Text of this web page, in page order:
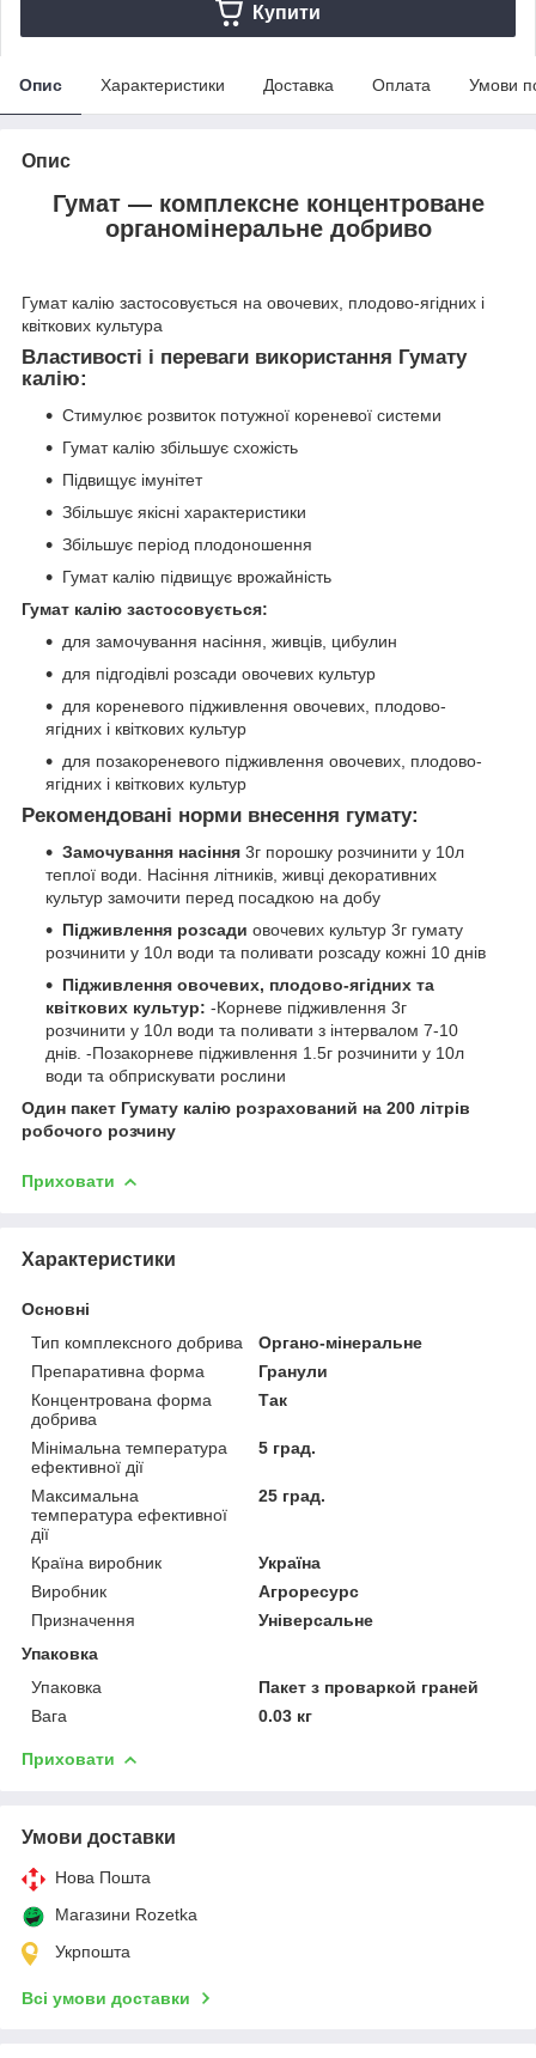
Купити
Опис Характеристики Доставка Оплата Умови
Опис
Гумат — комплексне концентроване
органомінеральне добриво
Гумат калію застосовується на овочевих, плодово-ягідних і
квіткових культура
Властивості і переваги використання Гумату
калію:
Стимулює розвиток потужної кореневої системи
Гумат калію збільшує схожість
Підвищує імунітет
Збільшує якісні характеристики
Збільшує період плодоношення
Гумат калію підвищує врожайність
Гумат калію застосовується:
для замочування насіння, живців, цибулин
для підгодівлі розсади овочевих культур
для кореневого підживлення овочевих, плодово-
ягідних і квіткових культур
для позакореневого підживлення овочевих, плодово-
ягідних і квіткових культур
Рекомендовані норми внесення гумату:
Замочування насіння 3г порошку розчинити у 10л
теплої води. Насіння літників, живці декоративних
культур замочити перед посадкою на добу
Підживлення розсади овочевих культур 3г гумату
розчинити у 10л води та поливати розсаду кожні 10 днів
Підживлення овочевих, плодово-ягідних та
квіткових культур: -Корневе підживлення 3г
розчинити у 10л води та поливати з інтервалом 7-10
днів. -Позакорневе підживлення 1.5г розчинити у 10л
води та обприскувати рослини
Один пакет Гумату калію розрахований на 200 літрів
робочого розчину
Приховати
Характеристики
Основні
Тип комплексного добрива
Органо-мінеральне
Препаративна форма
Гранули
Концентрована форма
добрива
Так
Мінімальна температура
ефективної дії
5 град.
Максимальна
температура ефективної
дії
25 град.
Країна виробник
Україна
Виробник
Агроресурс
Призначення
Універсальне
Упаковка
Упаковка
Пакет з проваркой граней
Вага
0.03 кг
Приховати
Умови доставки
Нова Пошта
Магазини Rozetka
Укрпошта
Всі умови доставки